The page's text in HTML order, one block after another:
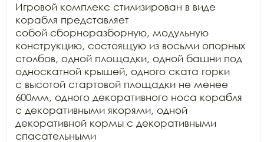
Игровой комплекс стилизирован в виде
корабля представляет
собой сборноразборную, модульную
конструкцию, состоящую из восьми опорных
столбов, одной площадки, одной башни под
односкатной крышей, одного ската горки
с высотой стартовой площадки не менее
600мм, одного декоративного носа корабля
с декоративными якорями, одной
декоративной кормы с декоративными
спасательными